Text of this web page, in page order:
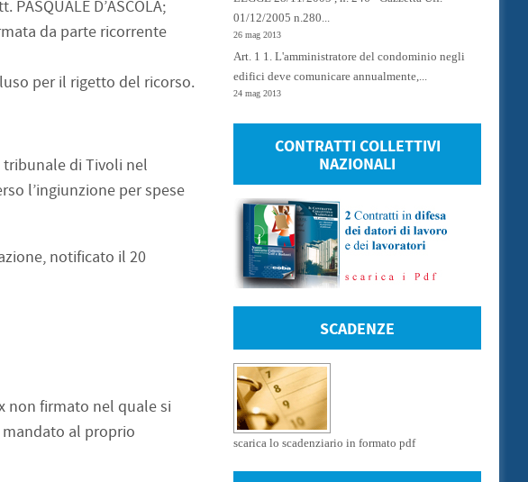
D’ASCOLA;
da parte ricorrente
per il rigetto del ricorso.
tribunale di Tivoli nel
l’ingiunzione per spese
notificato il 20
non firmato nel quale si
mandato al proprio
01/12/2005 n.280...
26 mag 2013
Art. 1 1. L'amministratore del condominio negli
edifici deve comunicare annualmente,...
24 mag 2013
CONTRATTI COLLETTIVI
NAZIONALI
SCADENZE
scarica lo scadenziario in formato pdf